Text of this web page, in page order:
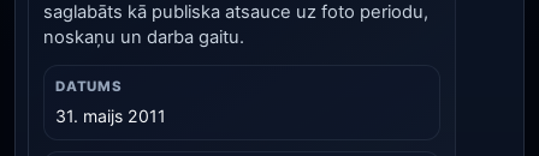
saglabāts kā publiska atsauce uz foto periodu,
noskaņu un darba gaitu.
DATUMS
31. maijs 2011